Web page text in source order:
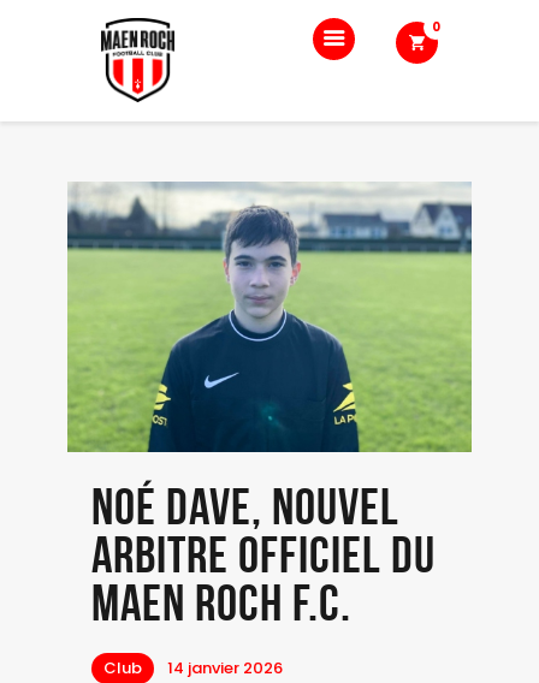
0
Accueil
Le club
Nos équipes
Boutique
Blog
Contact
Noé Dave, nouvel
arbitre officiel du
Maen Roch F.C.
Club 14 janvier 2026